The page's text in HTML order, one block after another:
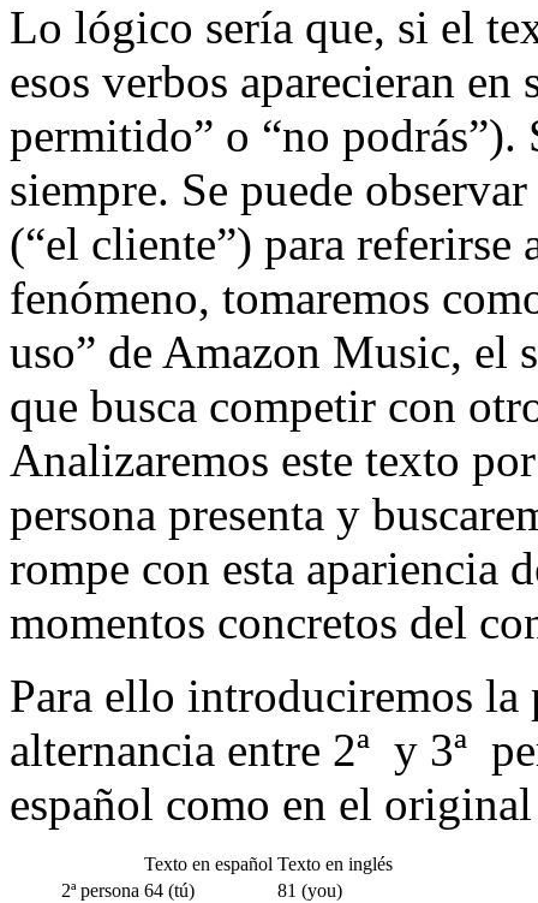
Lo lógico sería que, si el
esos verbos aparecieran en
permitido” o “no podrás”).
siempre. Se puede
(“el cliente”) para referirse
fenómeno, tomaremos
uso” de Amazon Music, el
que busca competir con
Analizaremos este texto
persona presenta y
rompe con esta apariencia
momentos concretos del
Para ello introduciremos
alternancia entre 2ª y 3ª
español como en el
Texto en español Texto en inglés
2ª persona 64 (tú)
81 (you)